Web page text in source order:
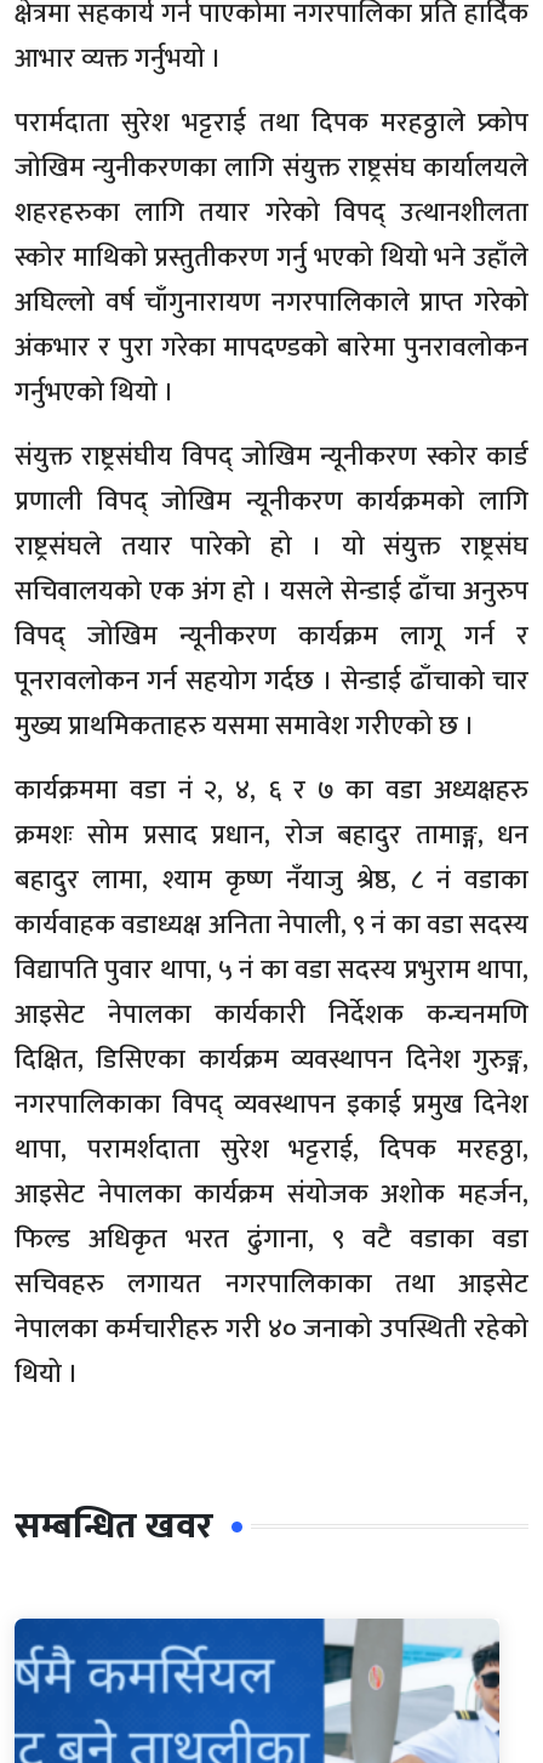
क्षेत्रमा सहकार्य गर्न पाएकोमा नगरपालिका प्रति हार्दिक
आभार व्यक्त गर्नुभयो ।
परार्मदाता सुरेश भट्टराई तथा दिपक मरहठ्ठाले प्र्कोप
जोखिम न्युनीकरणका लागि संयुक्त राष्ट्रसंघ कार्यालयले
शहरहरुका लागि तयार गरेको विपद् उत्थानशीलता
स्कोर माथिको प्रस्तुतीकरण गर्नु भएको थियो भने उहाँले
अघिल्लो वर्ष चाँगुनारायण नगरपालिकाले प्राप्त गरेको
अंकभार र पुरा गरेका मापदण्डको बारेमा पुनरावलोकन
गर्नुभएको थियो ।
संयुक्त राष्ट्रसंघीय विपद् जोखिम न्यूनीकरण स्कोर कार्ड
प्रणाली विपद् जोखिम न्यूनीकरण कार्यक्रमको लागि
राष्ट्रसंघले तयार पारेको हो । यो संयुक्त राष्ट्रसंघ
सचिवालयको एक अंग हो । यसले सेन्डाई ढाँचा अनुरुप
विपद् जोखिम न्यूनीकरण कार्यक्रम लागू गर्न र
पूनरावलोकन गर्न सहयोग गर्दछ । सेन्डाई ढाँचाको चार
मुख्य प्राथमिकताहरु यसमा समावेश गरीएको छ ।
कार्यक्रममा वडा नं २, ४, ६ र ७ का वडा अध्यक्षहरु
क्रमशः सोम प्रसाद प्रधान, रोज बहादुर तामाङ्ग, धन
बहादुर लामा, श्याम कृष्ण नँयाजु श्रेष्ठ, ८ नं वडाका
कार्यवाहक वडाध्यक्ष अनिता नेपाली, ९ नं का वडा सदस्य
विद्यापति पुवार थापा, ५ नं का वडा सदस्य प्रभुराम थापा,
आइसेट नेपालका कार्यकारी निर्देशक कन्चनमणि
दिक्षित, डिसिएका कार्यक्रम व्यवस्थापन दिनेश गुरुङ्ग,
नगरपालिकाका विपद् व्यवस्थापन इकाई प्रमुख दिनेश
थापा, परामर्शदाता सुरेश भट्टराई, दिपक मरहठ्ठा,
आइसेट नेपालका कार्यक्रम संयोजक अशोक महर्जन,
फिल्ड अधिकृत भरत ढुंगाना, ९ वटै वडाका वडा
सचिवहरु लगायत नगरपालिकाका तथा आइसेट
नेपालका कर्मचारीहरु गरी ४० जनाको उपस्थिती रहेको
थियो ।
सम्बन्धित खवर